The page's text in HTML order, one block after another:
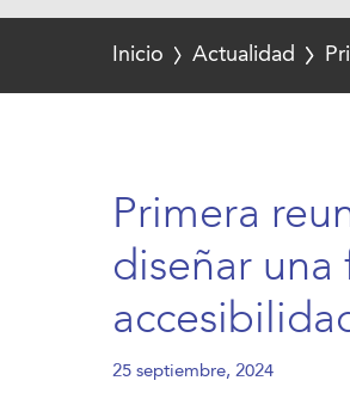
Inicio Actualidad
Primera
diseñar una
25 septiembre, 2024